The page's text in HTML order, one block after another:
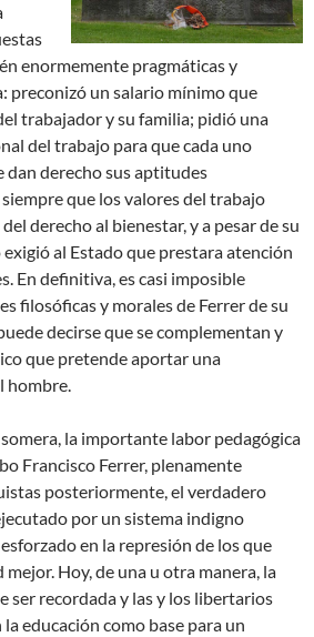
enormemente pragmáticas y
preconizó un salario mínimo que
trabajador y su familia; pidió una
del trabajo para que cada uno
dan derecho sus aptitudes
que los valores del trabajo
derecho al bienestar, y a pesar de su
al Estado que prestara atención
En definitiva, es casi imposible
filosóficas y morales de Ferrer de su
decirse que se complementan y
que pretende aportar una
hombre.
la importante labor pedagógica
Francisco Ferrer, plenamente
posteriormente, el verdadero
por un sistema indigno
en la represión de los que
mejor. Hoy, de una u otra manera, la
ser recordada y las y los libertarios
educación como base para un